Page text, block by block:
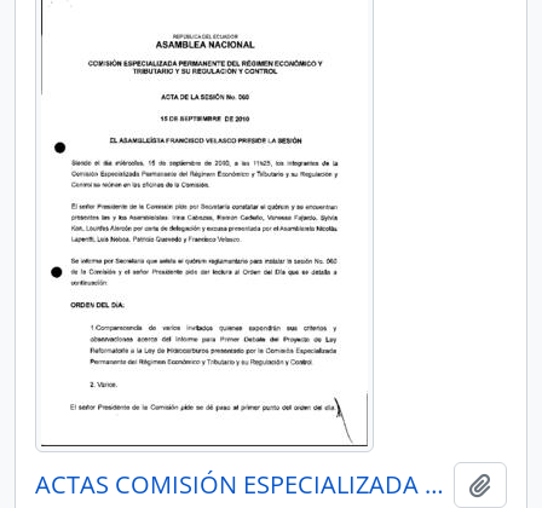
ACTAS COMISIÓN ESPECIALIZADA PERMANENTE DEL RÉGIMEN ECONÓMICO Y TRIBUTARIO Y SU REGULACIÓN Y CONTROL